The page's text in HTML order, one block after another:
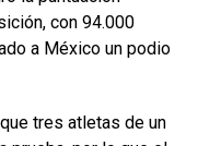
con 94.000
a México un podio
tres atletas de un